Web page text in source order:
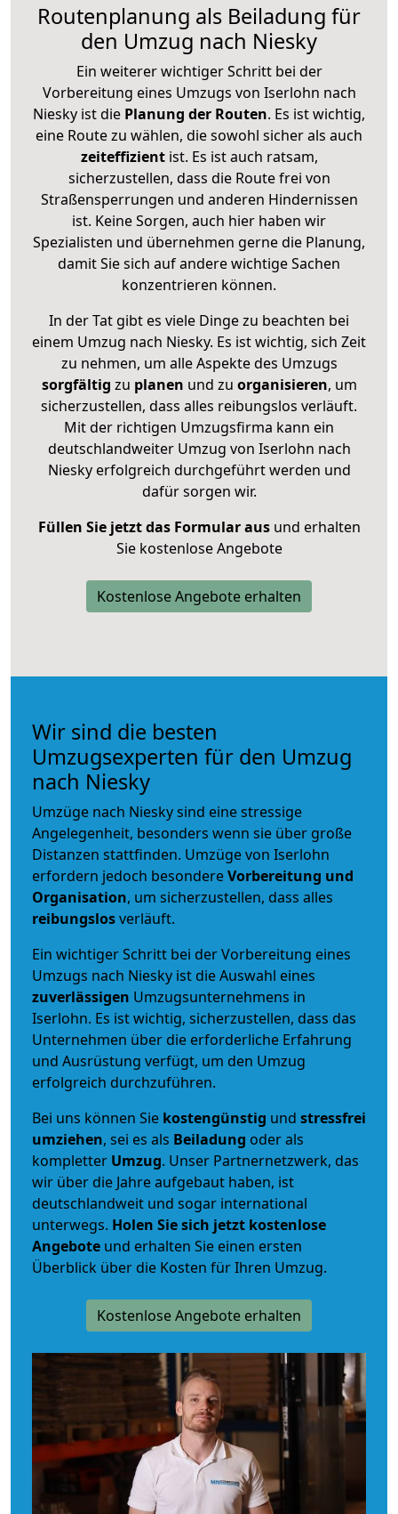
Routenplanung als Beiladung für
den Umzug nach Niesky
Ein weiterer wichtiger Schritt bei der
Vorbereitung eines Umzugs von Iserlohn nach
Niesky ist die Planung der Routen. Es ist wichtig,
eine Route zu wählen, die sowohl sicher als auch
zeiteffizientist. Es ist auch ratsam,
sicherzustellen, dass die Route frei von
Straßensperrungen und anderen Hindernissen
ist. Keine Sorgen, auch hier haben wir
Spezialisten und übernehmen gerne die Planung,
damit Sie sich auf andere wichtige Sachen
konzentrieren können.
In der Tat gibt es viele Dinge zu beachten bei
einem Umzug nach Niesky. Es ist wichtig, sich Zeit
zu nehmen, um alle Aspekte des Umzugs
sorgfältig zu planen und zu organisieren, um
sicherzustellen, dass alles reibungslos verläuft.
Mit der richtigen Umzugsfirma kann ein
deutschlandweiter Umzug von Iserlohn nach
Niesky erfolgreich durchgeführt werden und
dafür sorgen wir.
Füllen Sie jetzt das Formular ausund erhalten
Sie kostenlose Angebote
Kostenlose Angebote erhalten
Wir sind die besten
Umzugsexperten für den Umzug
nach Niesky
Umzüge nach Niesky sind eine stressige
Angelegenheit, besonders wenn sie über große
Distanzen stattfinden. Umzüge von Iserlohn
erfordern jedoch besondereVorbereitung und
Organisation, um sicherzustellen, dass alles
reibungslosverläuft.
Ein wichtiger Schritt bei der Vorbereitung eines
Umzugs nach Niesky ist die Auswahl eines
zuverlässigen Umzugsunternehmens in
Iserlohn. Es ist wichtig, sicherzustellen, dass das
Unternehmen über die erforderliche Erfahrung
und Ausrüstung verfügt, um den Umzug
erfolgreich durchzuführen.
Bei uns können Sie kostengünstig und stressfrei
umziehen, sei es als Beiladung oder als
kompletter Umzug. Unser Partnernetzwerk, das
wir über die Jahre aufgebaut haben, ist
deutschlandweit und sogar international
unterwegs. Holen Sie sich jetzt kostenlose
Angebote und erhalten Sie einen ersten
Überblick über die Kosten für Ihren Umzug.
Kostenlose Angebote erhalten